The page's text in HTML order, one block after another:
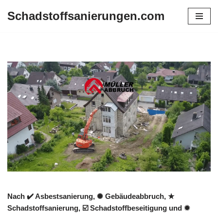
Schadstoffsanierungen.com
Nach ✔️ Asbestsanierung, ✺ Gebäudeabbruch, ★
Schadstoffsanierung, ☑️ Schadstoffbeseitigung und ✹